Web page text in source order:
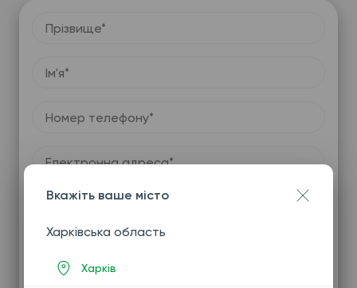
Прізвище*
Ім'я*
Номер телефону*
Електронна адреса*
Вкажіть ваше місто
Харківська область
Харків